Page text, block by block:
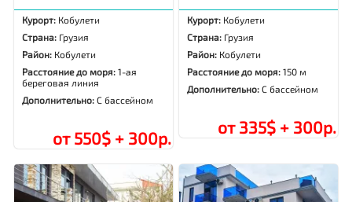
Курорт: Кобулети
Страна: Грузия
Район: Кобулети
Расстояние до моря:1-ая
береговая линия
Дополнительно:С бассейном
от 550$ + 300р.
Курорт: Кобулети
Страна: Грузия
Район: Кобулети
Расстояние до моря:150 м
Дополнительно:С бассейном
от 335$ + 300р.